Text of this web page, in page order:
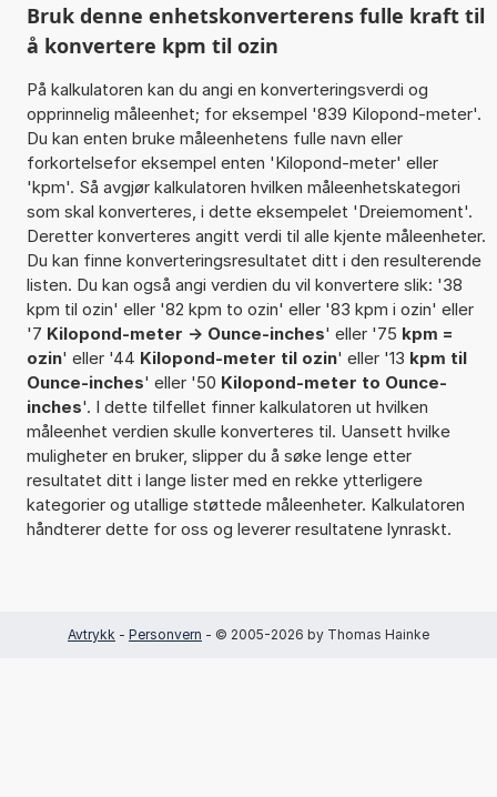
Bruk denne enhetskonverterens fulle kraft til
å konvertere kpm til ozin
På kalkulatoren kan du angi en konverteringsverdi og
opprinnelig måleenhet; for eksempel '839 Kilopond-meter'.
Du kan enten bruke måleenhetens fulle navn eller
forkortelsefor eksempel enten 'Kilopond-meter' eller
'kpm'. Så avgjør kalkulatoren hvilken måleenhetskategori
som skal konverteres, i dette eksempelet 'Dreiemoment'.
Deretter konverteres angitt verdi til alle kjente måleenheter.
Du kan finne konverteringsresultatet ditt i den resulterende
listen. Du kan også angi verdien du vil konvertere slik: '38
kpm til ozin' eller '82 kpm to ozin' eller '83 kpm i ozin' eller
'7 Kilopond-meter -> Ounce-inches' eller '75 kpm =
ozin' eller '44 Kilopond-meter til ozin' eller '13 kpm til
Ounce-inches' eller '50 Kilopond-meter to Ounce-
inches'. I dette tilfellet finner kalkulatoren ut hvilken
måleenhet verdien skulle konverteres til. Uansett hvilke
muligheter en bruker, slipper du å søke lenge etter
resultatet ditt i lange lister med en rekke ytterligere
kategorier og utallige støttede måleenheter. Kalkulatoren
håndterer dette for oss og leverer resultatene lynraskt.
Avtrykk - Personvern - © 2005-2026 by Thomas Hainke